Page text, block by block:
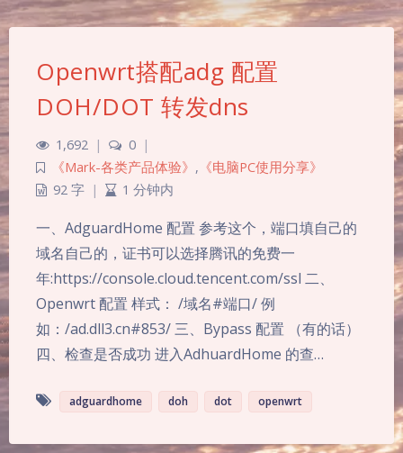
夜间模式
Openwrt搭配adg 配置
DOH/DOT 转发dns
1,692 | 0 |
《Mark-各类产品体验》 , 《电脑PC使用分享》
92 字 | 1 分钟内
一、AdguardHome 配置 参考这个，端口填自己的
域名自己的，证书可以选择腾讯的免费一
年:https://console.cloud.tencent.com/ssl 二、
Openwrt 配置 样式： /域名#端口/ 例
如：/ad.dll3.cn#853/ 三、Bypass 配置 （有的话）
四、检查是否成功 进入AdhuardHome 的查…
adguardhome doh dot openwrt